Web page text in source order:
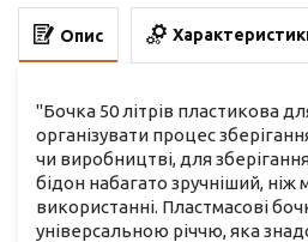
Опис
"Бочка 50 літрів пластикова
організувати процес
чи виробництві, для
бідон набагато зручніший,
використанні. Пластмасові
універсальною річчю, яка